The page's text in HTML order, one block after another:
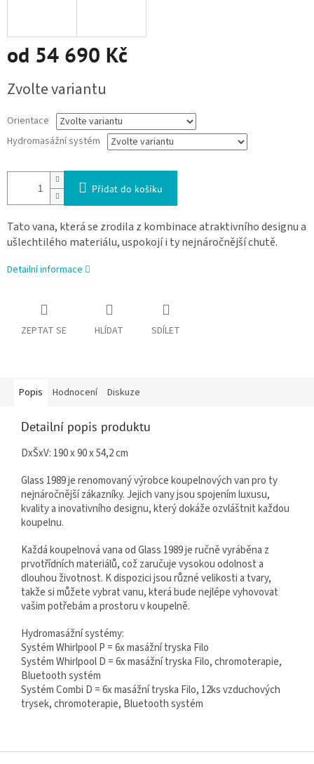
od 54 690 Kč
Zvolte variantu
Orientace
Hydromasážní systém
Přidat do košíku
Tato vana, která se zrodila z kombinace atraktivního designu a
ušlechtilého materiálu, uspokojí i ty nejnáročnější chutě.
Detailní informace
ZEPTAT SE HLÍDAT SDÍLET
Popis Hodnocení Diskuze
Detailní popis produktu
DxŠxV: 190 x 90 x 54,2 cm
Glass 1989 je renomovaný výrobce koupelnových van pro ty
nejnáročnější zákazníky. Jejich vany jsou spojením luxusu,
kvality a inovativního designu, který dokáže ozvláštnit každou
koupelnu.
Každá koupelnová vana od Glass 1989 je ručně vyráběna z
prvotřídních materiálů, což zaručuje vysokou odolnost a
dlouhou životnost. K dispozici jsou různé velikosti a tvary,
takže si můžete vybrat vanu, která bude nejlépe vyhovovat
vašim potřebám a prostoru v koupelně.
Hydromasážní systémy:
Systém Whirlpool P = 6x masážní tryska Filo
Systém Whirlpool D = 6x masážní tryska Filo, chromoterapie,
Bluetooth systém
Systém Combi D = 6x masážní tryska Filo, 12ks vzduchových
trysek, chromoterapie, Bluetooth systém